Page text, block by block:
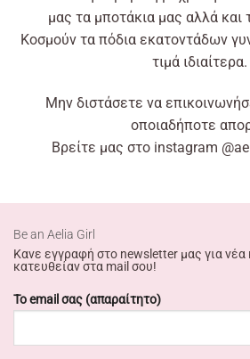
μας ταμποτάκια μας αλλάκαι
Kοσμούν τα πόδια εκατοντάδων
τιμά ιδιαίτερα.
Μην διστάσετε να
οποιαδήποτε
Βρείτε μας στο instagram
Βe an Αelia Girl
Κανε εγγραφή στο newsletter μας για
κατευθείαν στα mail σου!
Το email σας (απαραίτητο)